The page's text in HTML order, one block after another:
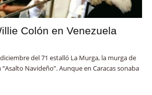
Colón en Venezuela
diciembre del 71 estalló La Murga, la murga de
Navideño”. Aunque en Caracas sonaba